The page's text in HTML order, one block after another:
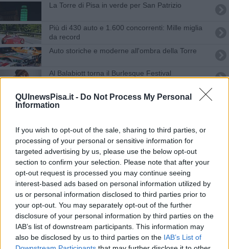
QUInewsPisa.it - Do Not Process My Personal
Information
If you wish to opt-out of the sale, sharing to third parties, or
processing of your personal or sensitive information for
targeted advertising by us, please use the below opt-out
section to confirm your selection. Please note that after your
opt-out request is processed you may continue seeing
interest-based ads based on personal information utilized by
us or personal information disclosed to third parties prior to
your opt-out. You may separately opt-out of the further
disclosure of your personal information by third parties on the
IAB’s list of downstream participants. This information may
also be disclosed by us to third parties on the IAB’s List of
La Torre di Pisa in verde per San Patrizio
​Più di 430 auto e 1.600 concorrenti: Mille miglia
da record
Auto storiche e moderne all'ombra della Torre
Al Balabiott torna il Burlesque Festival
Geografia culturale dei tattoo, uno studio pisano
La 46a Brigata aerea torna in Antartide
Squadra Corse Città di Pisa, 29 anni su strada
La torre si illumina di blu
In città la summer school di paleontologia
Terremoti silenti, li studia ricercatrice pisana